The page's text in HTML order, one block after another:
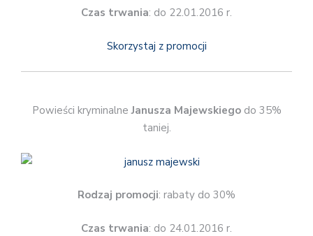
Czas trwania: do 22.01.2016 r.
Skorzystaj z promocji
Powieści kryminalneJanusza Majewskiegodo 35%
taniej.
Rodzaj promocji: rabaty do 30%
Czas trwania: do 24.01.2016 r.